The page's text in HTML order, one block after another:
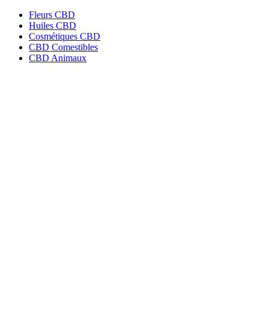
Fleurs CBD
Huiles CBD
Cosmétiques CBD
CBD Comestibles
CBD Animaux